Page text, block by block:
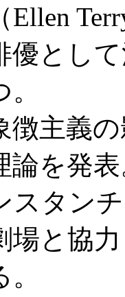
Ellen
優とし
徴主義
論を発
スタン
場と協